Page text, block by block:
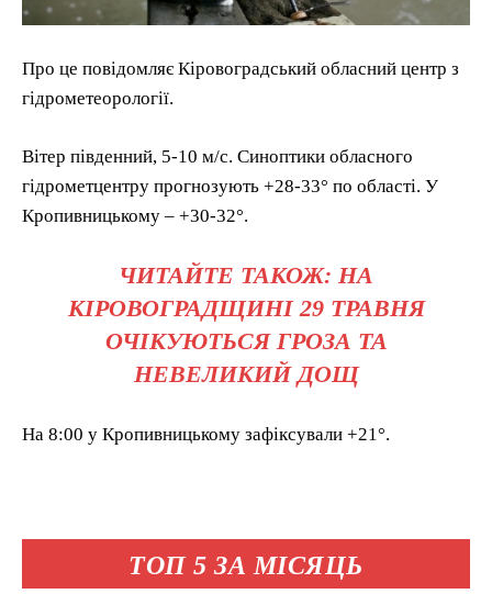
ТОП 5 ЗА МІСЯЦЬ
Про це повідомляє Кіровоградський обласний центр з
гідрометеорології.
Вітер південний, 5-10 м/с. Синоптики обласного
гідрометцентру прогнозують +28-33° по області. У
Кропивницькому – +30-32°.
ЧИТАЙТЕ ТАКОЖ: НА
КІРОВОГРАДЩИНІ 29 ТРАВНЯ
ОЧІКУЮТЬСЯ ГРОЗА ТА
НЕВЕЛИКИЙ ДОЩ
На 8:00 у Кропивницькому зафіксували +21°.